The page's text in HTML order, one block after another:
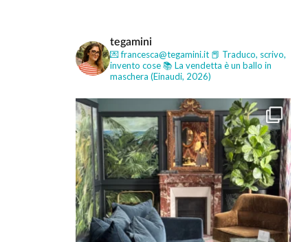
tegamini
💌 francesca@tegamini.it 📕 Traduco, scrivo,
invento cose📚 La vendetta è un ballo in
maschera (Einaudi, 2026)